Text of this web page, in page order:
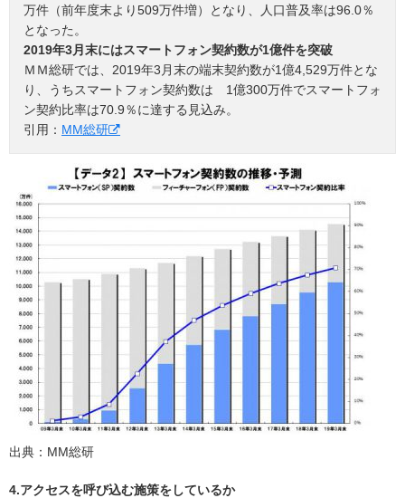
万件（前年度末より509万件増）となり、人口普及率は96.0％
となった。
2019年3月末にはスマートフォン契約数が1億件を突破
ＭＭ総研では、2019年3月末の端末契約数が1億4,529万件とな
り、うちスマートフォン契約数は 1億300万件でスマートフォ
ン契約比率は70.9％に達する見込み。
引用： MM総研
出典：MM総研
4.アクセスを呼び込む施策をしているか